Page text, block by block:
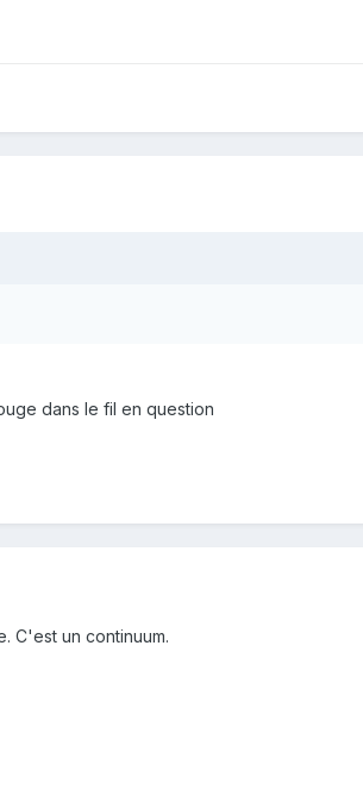
dans le fil en question
C'est un continuum.